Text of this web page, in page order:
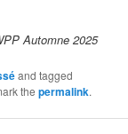
Automne 2025
and tagged
thepermalink.